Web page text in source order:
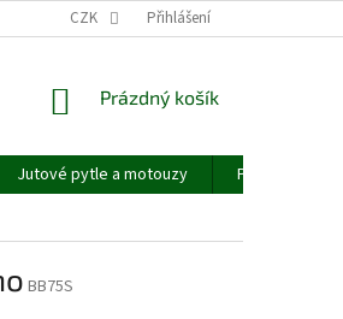
PODMÍNKY OCHRANY OSOBNÍCH ÚDAJŮ
CZK Přihlášení
NÁKUPNÍ
Prázdný košík
Jutové pytle a motouzy
Pytle na
BB75S